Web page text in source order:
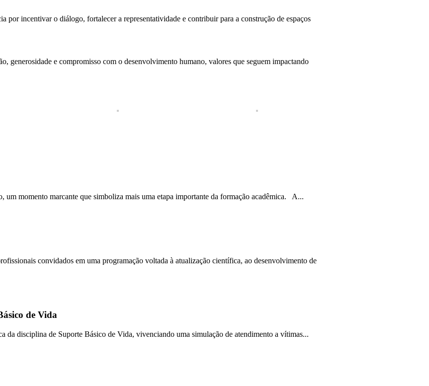
por incentivar o diálogo, fortalecer a representatividade e contribuir para a construção de espaços
generosidade e compromisso com o desenvolvimento humano, valores que seguem impactando
um momento marcante que simboliza mais uma etapa importante da formação acadêmica. A...
convidados em uma programação voltada à atualização científica, ao desenvolvimento de
de Vida
da disciplina de Suporte Básico de Vida, vivenciando uma simulação de atendimento a vítimas...